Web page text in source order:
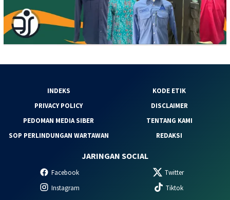
INDEKS
KODE ETIK
PRIVACY POLICY
DISCLAIMER
PEDOMAN MEDIA SIBER
TENTANG KAMI
SOP PERLINDUNGAN WARTAWAN
REDAKSI
JARINGAN SOCIAL
Facebook
Twitter
Instagram
Tiktok